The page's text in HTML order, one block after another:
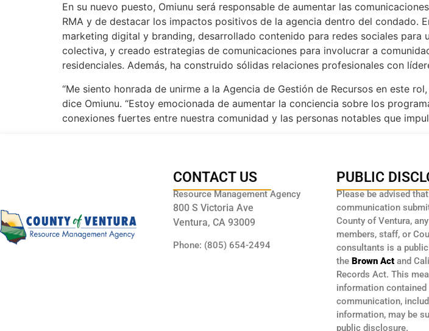
En su nuevo puesto, Omiunu será responsable de aumentar las
RMA y de destacar los impactos positivos de la agencia dentro del condado.
marketing digital y branding, desarrollado contenido para redes sociales
colectiva, y creado estrategias de comunicaciones para involucrar a
residenciales. Además, ha construido sólidas relaciones profesionales con
“Me siento honrada de unirme a la Agencia de Gestión de Recursos en este
dice Omiunu. “Estoy emocionada de aumentar la conciencia sobre los
conexiones fuertes entre nuestra comunidad y las personas notables que
CONTACT US
Resource Management Agency
800 S Victoria Ave
Ventura, CA 93009
Phone: (805) 654-2494
PUBLIC
Please be advised
communication
County of Ventura,
members, staff, or
consultants is a
the Brown Actand
Records Act. This
information contained
communication,
information, may be
public disclosure.